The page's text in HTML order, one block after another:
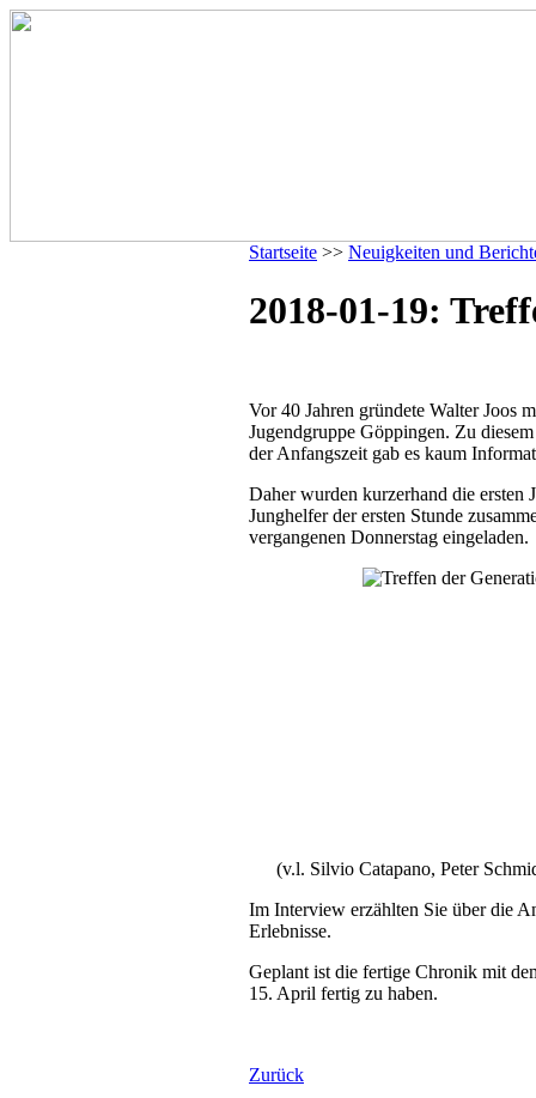
Startseite >> Neuigkeiten und
2018-01-19:
Vor 40 Jahren gründete Walter
Jugendgruppe Göppingen. Zu
der Anfangszeit gab es kaum
Daher wurden kurzerhand die ersten
Junghelfer der ersten Stunde
vergangenen Donnerstag eingeladen.
(v.l. Silvio Catapano, Peter
Im Interview erzählten Sie über die
Erlebnisse.
Geplant ist die fertige Chronik mit
15. April fertig zu haben.
Zurück